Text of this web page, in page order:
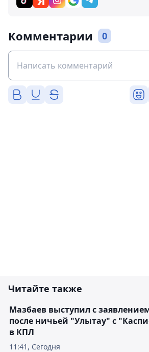
Комментарии 0
Читайте также
11:41, Сегодня
Мазбаев выступил с
после ничьей "Улытау" с
в КПЛ